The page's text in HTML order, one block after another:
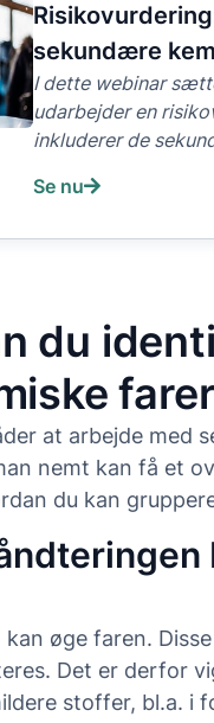
sekundære
I dette webinar
udarbejder en
inkluderer de
Se nu
du
farer
at arbejde med
nemt kan få et
du kan
øge faren.
Det er derfor
stoffer, bl.a. i